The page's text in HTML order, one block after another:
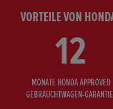
VORTEILE VON
12
MONATE HONDA APPROVED
GEBRAUCHTWAGEN-